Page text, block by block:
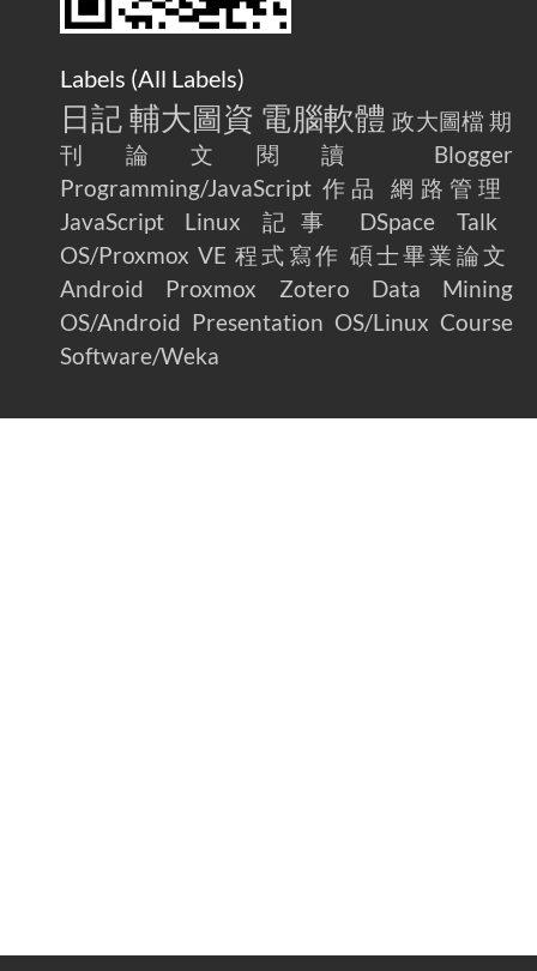
Labels (All Labels)
日記 輔大圖資 電腦軟體 政大圖檔 期
刊論文閱讀
Blogger
Programming/JavaScript 作品
網路管理
JavaScript
Linux 記事 DSpace
Talk
OS/Proxmox VE 程式寫作 碩士畢業論文
Android
Proxmox Zotero
Data Mining
OS/Android Presentation OS/Linux Course
Software/Weka